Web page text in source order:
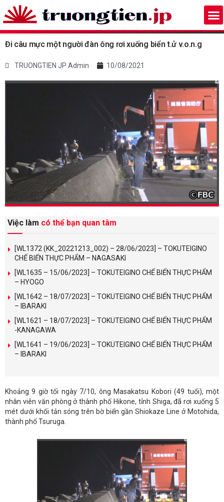
Đi câu mực một người đàn ông rơi xuống biển t.ử v.o.n.g
TRUONGTIEN JP Admin 10/08/2021
Việc làm có thể bạn quan tâm
[WL1372 (KK_20221213_002) – 28/06/2023] – TOKUTEIGINO
CHẾ BIẾN THỰC PHẨM – NAGASAKI
[WL1635 – 15/06/2023] – TOKUTEIGINO CHẾ BIẾN THỰC PHẨM
– HYOGO
[WL1642 – 18/07/2023] – TOKUTEIGINO CHẾ BIẾN THỰC PHẨM
– IBARAKI
[WL1621 – 18/07/2023] – TOKUTEIGINO CHẾ BIẾN THỰC PHẨM
-KANAGAWA
[WL1641 – 19/06/2023] – TOKUTEIGINO CHẾ BIẾN THỰC PHẨM
– IBARAKI
Khoảng 9 giờ tối ngày 7/10, ông Masakatsu Kobori (49 tuổi), một
nhân viên văn phòng ở thành phố Hikone, tỉnh Shiga, đã rơi xuống 5
mét dưới khối tản sóng trên bờ biển gần Shiokaze Line ở Motohida,
thành phố Tsuruga.